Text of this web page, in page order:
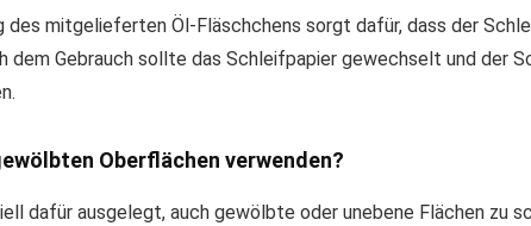
des mitgelieferten Öl-Fläschchens sorgt dafür, dass der
dem Gebrauch sollte das Schleifpapier gewechselt und der
Oberflächen verwenden?
dafür ausgelegt, auch gewölbte oder unebene Flächen zu